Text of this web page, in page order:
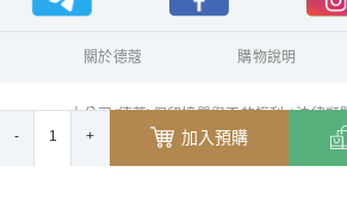
- 1 + 加入預購
關於德蔻 購物說明
本公司(德蔻)保留接單與否的權利 / 法律顧
德蔻天然有機產品有限公司 統一編